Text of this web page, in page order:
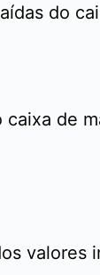
do
de
valores